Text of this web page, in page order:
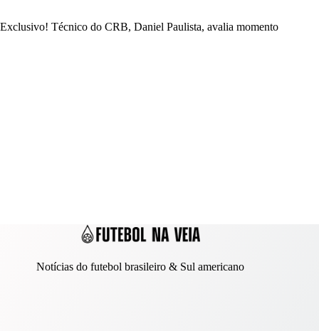
Exclusivo! Técnico do CRB, Daniel Paulista, avalia momento
Notícias do futebol brasileiro & Sul americano